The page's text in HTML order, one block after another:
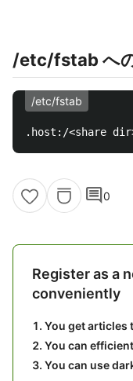
/etc/fstab へ
/etc/fstab
comment0
Register as a
conveniently
You get articles
You can
You can use